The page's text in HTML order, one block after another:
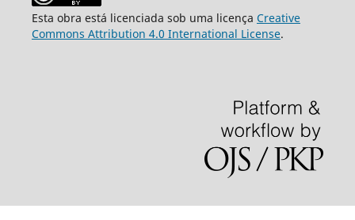
Esta obra está licenciada sob uma licença Creative
Commons Attribution 4.0 International License.